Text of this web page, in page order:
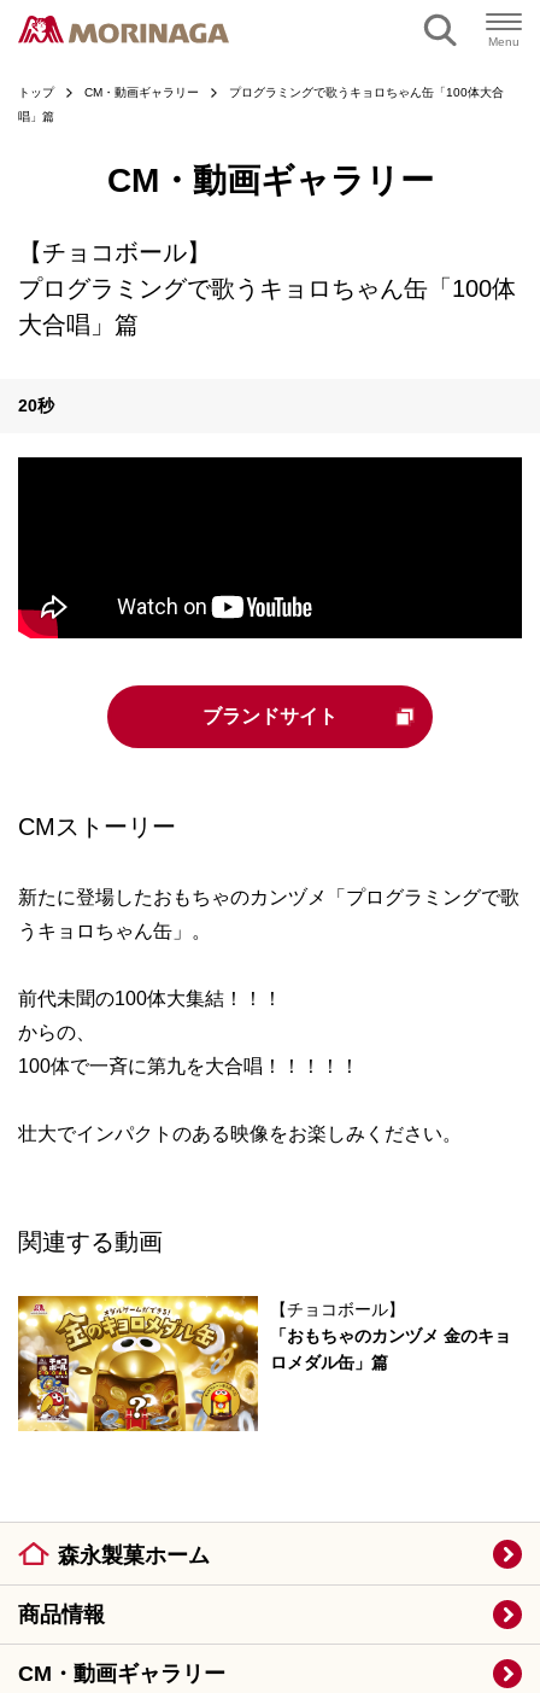
Menu
トップ CM・動画ギャラリー
プログラミングで歌うキョロちゃん缶「100体大合
唱」篇
CM・動画ギャラリー
【チョコボール】
プログラミングで歌うキョロちゃん缶「100体
大合唱」篇
20秒
ブランドサイト
CMストーリー
新たに登場したおもちゃのカンヅメ「プログラミングで歌
うキョロちゃん缶」。
前代未聞の100体大集結！！！
からの、
100体で一斉に第九を大合唱！！！！！
壮大でインパクトのある映像をお楽しみください。
関連する動画
【チョコボール】
「おもちゃのカンヅメ 金のキョ
ロメダル缶」篇
森永製菓ホーム
商品情報
CM・動画ギャラリー